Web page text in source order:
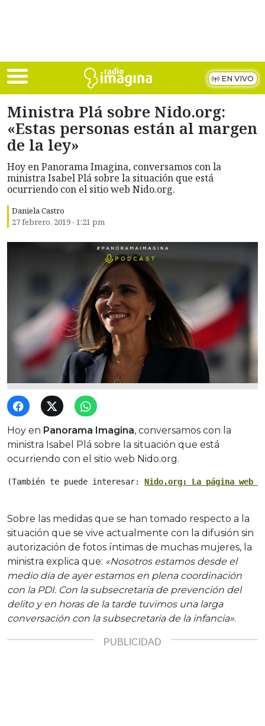
EN VIVO
Ministra Plá sobre Nido.org:
«Estas personas están al margen
de la ley»
Hoy en Panorama Imagina, conversamos con la
ministra Isabel Plá sobre la situación que está
ocurriendo con el sitio web Nido.org.
Daniela Castro
27 febrero, 2019 - 1:21 pm
Hoy en Panorama Imagina, conversamos con la
ministra Isabel Plá sobre la situación que está
ocurriendo con el sitio web Nido.org.
(También te puede interesar: Nido.org: La página web
Sobre las medidas que se han tomado respecto a la
situación que se vive actualmente con la difusión sin
autorización de fotos íntimas de muchas mujeres, la
ministra explica que: «Nosotros estamos desde el
medio día de ayer estamos en plena coordinación
con la PDI. Con la subsecretaria de prevención del
delito y en horas de la tarde tuvimos una larga
conversación con la subsecretaria de la infancia».